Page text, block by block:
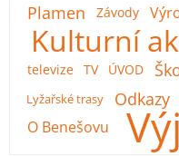
Plamen Závody
Kulturní
televize TV ÚVOD
Lyžařské trasy Odkazy
O Benešovu